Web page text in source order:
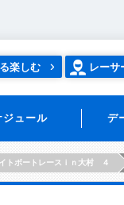
楽しむ レーサ
ジュール デ
トボートレースｉｎ大村 ４